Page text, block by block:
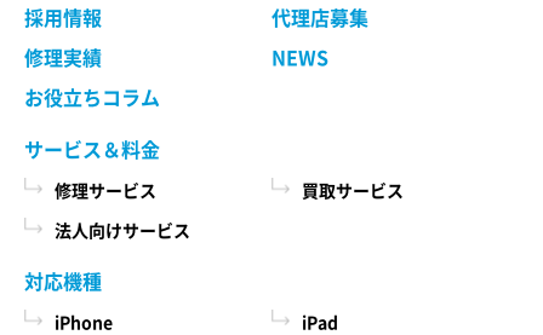
採用情報
代理店募集
修理実績
NEWS
お役立ちコラム
サービス＆料金
修理サービス
買取サービス
法人向けサービス
対応機種
iPhone
iPad